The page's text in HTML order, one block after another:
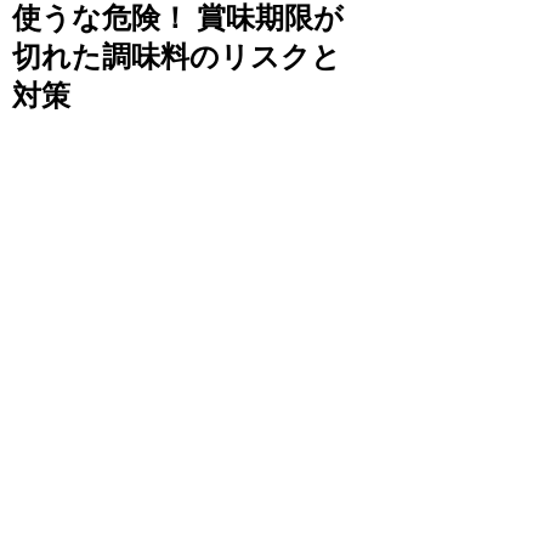
使うな危険！ 賞味期限が
切れた調味料のリスクと
対策